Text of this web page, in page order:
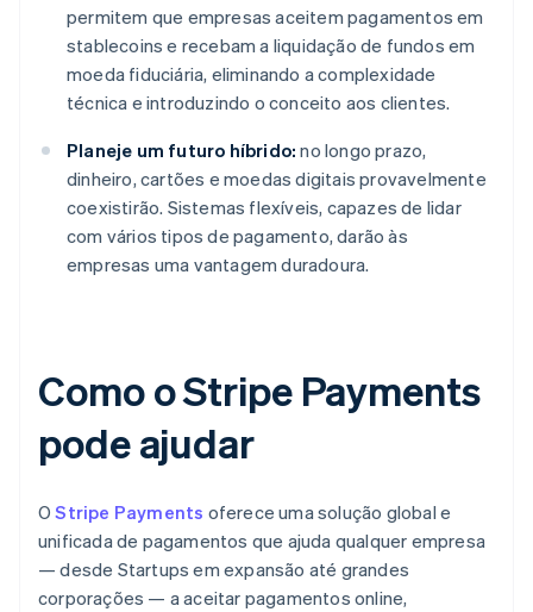
permitem que empresas aceitem pagamentos em
stablecoins e recebam a liquidação de fundos em
moeda fiduciária, eliminando a complexidade
técnica e introduzindo o conceito aos clientes.
Planeje um futuro híbrido: no longo prazo,
dinheiro, cartões e moedas digitais provavelmente
coexistirão. Sistemas flexíveis, capazes de lidar
com vários tipos de pagamento, darão às
empresas uma vantagem duradoura.
Como o Stripe Payments
pode ajudar
OStripe Payments oferece uma solução global e
unificada de pagamentos que ajuda qualquer empresa
— desde Startups em expansão até grandes
corporações — a aceitar pagamentos online,